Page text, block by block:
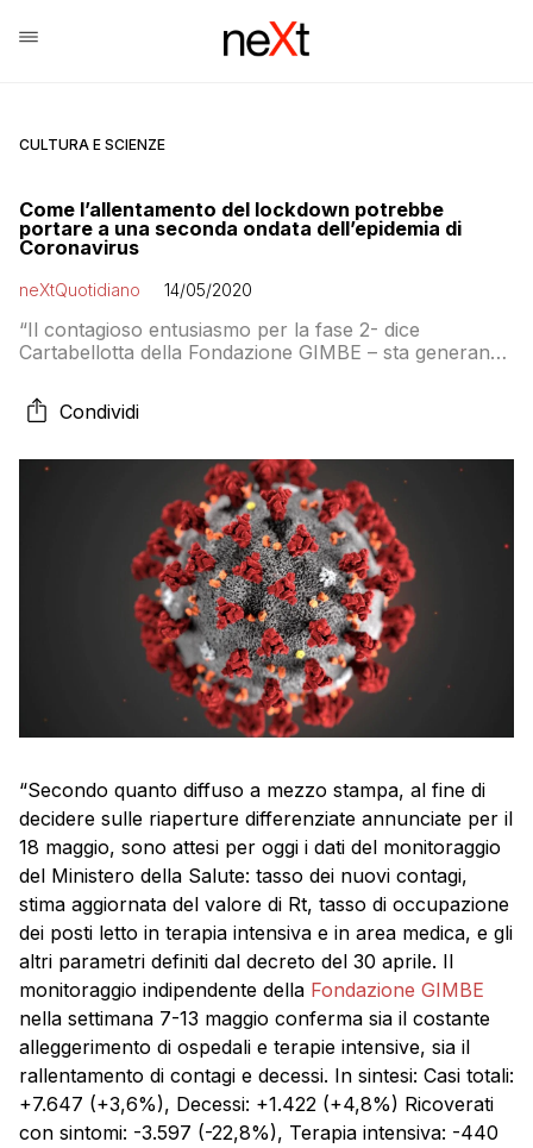
CULTURA E SCIENZE
Come l’allentamento del lockdown potrebbe
portare a una seconda ondata dell’epidemia di
Coronavirus
neXtQuotidiano 14/05/2020
“Il contagioso entusiasmo per la fase 2- dice
Cartabellotta della Fondazione GIMBE – sta generando
rischiando di vanificare i sacrifici degli italiani. Infatti,
decidere la ripresa di attività e servizi sulla base di dati
ancora il periodo del lockdown, aumenta il rischio di
una seconda ondata all’inizio dell’estate”
Condividi
“Secondo quanto diffuso a mezzo stampa, al fine di
decidere sulle riaperture differenziate annunciate per il
18 maggio, sono attesi per oggi i dati del monitoraggio
del Ministero della Salute: tasso dei nuovi contagi,
stima aggiornata del valore di Rt, tasso di occupazione
dei posti letto in terapia intensiva e in area medica, e gli
altri parametri definiti dal decreto del 30 aprile. Il
monitoraggio indipendente della Fondazione GIMBE
nella settimana 7-13 maggio conferma sia il costante
alleggerimento di ospedali e terapie intensive, sia il
rallentamento di contagi e decessi. In sintesi: Casi totali:
+7.647 (+3,6%), Decessi: +1.422 (+4,8%) Ricoverati
con sintomi: -3.597 (-22,8%), Terapia intensiva: -440